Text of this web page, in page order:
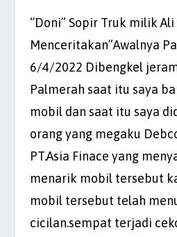
“Doni” Sopir Truk milik
Menceritakan”Awalnya
6/4/2022 Dibengkel
Palmerah saat itu saya
mobil dan saat itu saya
orang yang megaku
PT.Asia Finace yang
menarik mobil tersebut
mobil tersebut telah
cicilan.sempat terjadi